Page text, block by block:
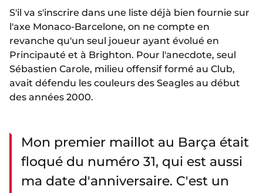
S'il va s'inscrire dans une liste déjà bien fournie sur
l'axe Monaco-Barcelone, on ne compte en
revanche qu'un seul joueur ayant évolué en
Principauté et à Brighton. Pour l'anecdote, seul
Sébastien Carole, milieu offensif formé au Club,
avait défendu les couleurs des Seagles au début
des années 2000.
Mon premier maillot au Barça était
floqué du numéro 31, qui est aussi
ma date d'anniversaire. C'est un